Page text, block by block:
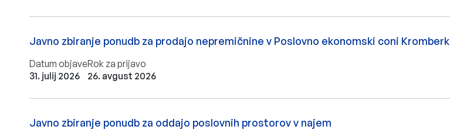
Javno zbiranje ponudb za prodajo nepremičnine v Poslovno ekonomski coni Kromberk
Datum objave
31. julij 2026
Rok za prijavo
26. avgust 2026
Javno zbiranje ponudb za oddajo poslovnih prostorov v najem